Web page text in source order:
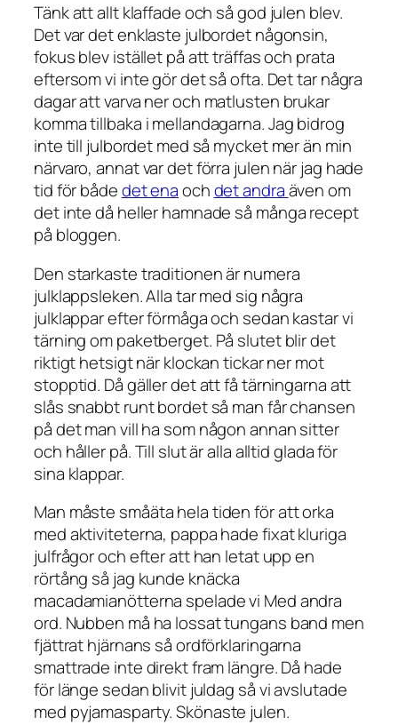
Tänk att allt klaffade och så god julen blev.
Det var det enklaste julbordet någonsin,
fokus blev istället på att träffas och prata
eftersom vi inte gör det så ofta. Det tar några
dagar att varva ner och matlusten brukar
komma tillbaka i mellandagarna. Jag bidrog
inte till julbordet med så mycket mer än min
närvaro, annat var det förra julen när jag hade
tid för bådedet enaochdet andraäven om
det inte då heller hamnade så många recept
på bloggen.
Den starkaste traditionen är numera
julklappsleken. Alla tar med sig några
julklappar efter förmåga och sedan kastar vi
tärning om paketberget. På slutet blir det
riktigt hetsigt när klockan tickar ner mot
stopptid. Då gäller det att få tärningarna att
slås snabbt runt bordet så man får chansen
på det man vill ha som någon annan sitter
och håller på. Till slut är alla alltid glada för
sina klappar.
Man måste småäta hela tiden för att orka
med aktiviteterna, pappa hade fixat kluriga
julfrågor och efter att han letat upp en
rörtång så jag kunde knäcka
macadamianötterna spelade vi Med andra
ord. Nubben må ha lossat tungans band men
fjättrat hjärnans så ordförklaringarna
smattrade inte direkt fram längre. Då hade
för länge sedan blivit juldag så vi avslutade
med pyjamasparty. Skönaste julen.